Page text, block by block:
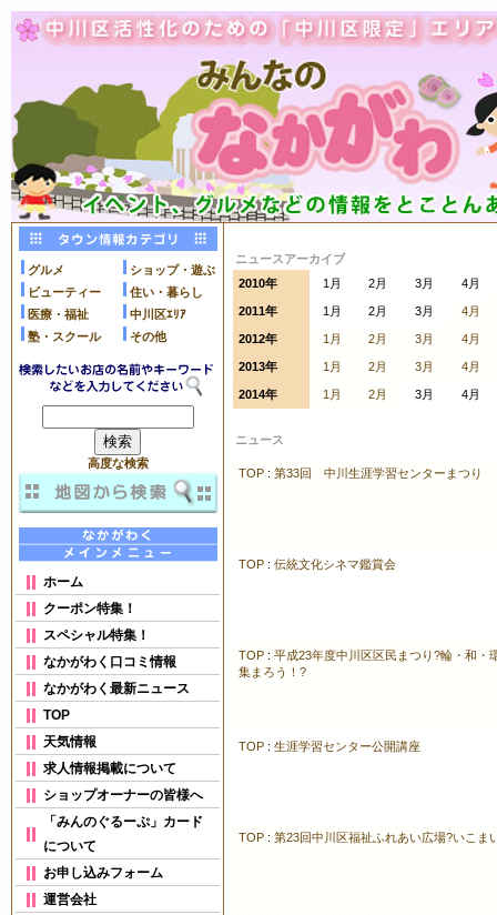
グルメ
ショップ・遊ぶ
ビューティー
住い・暮らし
医療・福祉
中川区ｴﾘｱ
塾・スクール
その他
高度な検索
ホーム
クーポン特集！
スペシャル特集！
なかがわく口コミ情報
なかがわく最新ニュース
TOP
天気情報
求人情報掲載について
ショップオーナーの皆様へ
「みんのぐるーぷ」カード
について
お申し込みフォーム
運営会社
ニュースアーカイブ
2010年
1月 2月 3月 4月
2011年 1月 2月 3月 4月
2012年 1月 2月 3月 4月
2013年 1月 2月 3月 4月
2014年 1月 2月 3月 4月
ニュース
TOP : 第33回 中川生涯学習センターまつり
TOP : 伝統文化シネマ鑑賞会
TOP : 平成23年度中川区区民まつり?輪・和・
集まろう！?
TOP : 生涯学習センター公開講座
TOP : 第23回中川区福祉ふれあい広場?いこま